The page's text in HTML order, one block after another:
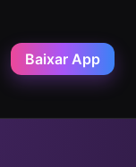
Baixar App